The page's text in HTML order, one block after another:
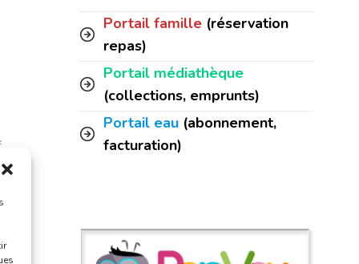
Portail famille (réservation
repas)
Portail médiathèque
(collections, emprunts)
Portail eau (abonnement,
facturation)